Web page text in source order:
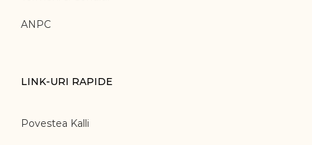
ANPC
LINK-URI RAPIDE
Povestea Kalli